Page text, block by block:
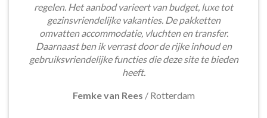
regelen. Het aanbod varieert van budget, luxe tot
gezinsvriendelijke vakanties. De pakketten
omvatten accommodatie, vluchten en transfer.
Daarnaast ben ik verrast door de rijke inhoud en
gebruiksvriendelijke functies die deze site te bieden
heeft.
Femke van Rees / Rotterdam